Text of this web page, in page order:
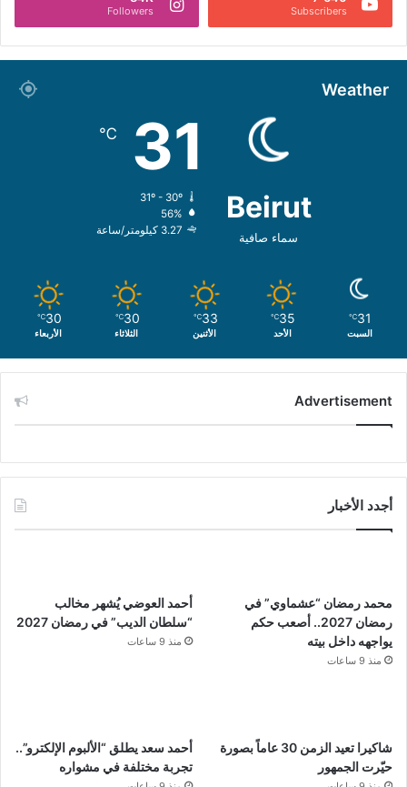
Subscribers
Followers
Weather
Beirut
سماء صافية
31
℃
31º - 30º
56%
3.27 كيلومتر/ساعة
31
℃
السبت
35
℃
الأحد
33
℃
الأثنين
30
℃
الثلاثاء
30
℃
الأربعاء
Advertisement
أجدد الأخبار
محمد رمضان “عشماوي” في
رمضان 2027.. أصعب حكم
يواجهه داخل بيته
منذ 9 ساعات
أحمد العوضي يُشهر مخالب
“سلطان الديب” في رمضان 2027
منذ 9 ساعات
شاكيرا تعيد الزمن 30 عاماً بصورة
حيّرت الجمهور
أحمد سعد يطلق “الألبوم الإلكترو”..
تجربة مختلفة في مشواره